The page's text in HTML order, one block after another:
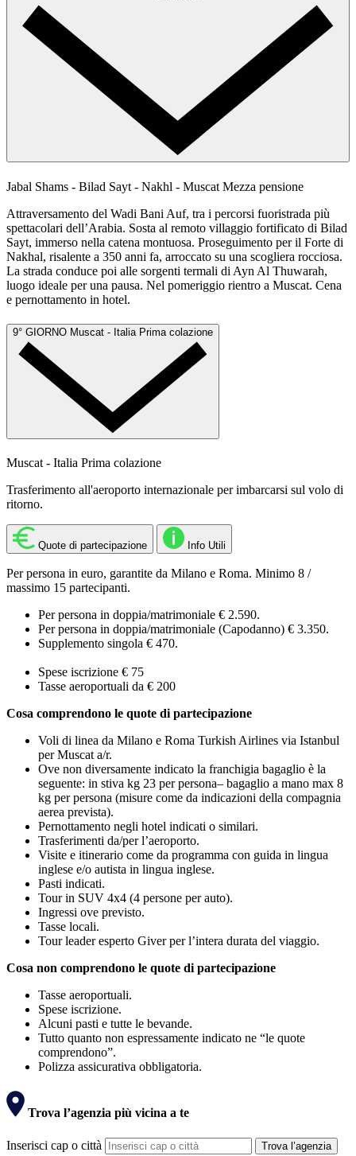
Jabal Shams - Bilad Sayt - Nakhl - Muscat Mezza pensione
Attraversamento del Wadi Bani Auf, tra i percorsi fuoristrada più
spettacolari dell’Arabia. Sosta al remoto villaggio fortificato di Bilad
Sayt, immerso nella catena montuosa. Proseguimento per il Forte di
Nakhal, risalente a 350 anni fa, arroccato su una scogliera rocciosa.
La strada conduce poi alle sorgenti termali di Ayn Al Thuwarah,
luogo ideale per una pausa. Nel pomeriggio rientro a Muscat. Cena
e pernottamento in hotel.
9° GIORNO Muscat - Italia Prima colazione
Muscat - Italia Prima colazione
Trasferimento all'aeroporto internazionale per imbarcarsi sul volo di
ritorno.
Quote di partecipazione Info Utili
Per persona in euro, garantite da Milano e Roma. Minimo 8 /
massimo 15 partecipanti.
Per persona in doppia/matrimoniale € 2.590.
Per persona in doppia/matrimoniale (Capodanno) € 3.350.
Supplemento singola € 470.
Spese iscrizione € 75
Tasse aeroportuali da € 200
Cosa comprendono le quote di partecipazione
Voli di linea da Milano e Roma Turkish Airlines via Istanbul
per Muscat a/r.
Ove non diversamente indicato la franchigia bagaglio è la
seguente: in stiva kg 23 per persona– bagaglio a mano max 8
kg per persona (misure come da indicazioni della compagnia
aerea prevista).
Pernottamento negli hotel indicati o similari.
Trasferimenti da/per l’aeroporto.
Visite e itinerario come da programma con guida in lingua
inglese e/o autista in lingua inglese.
Pasti indicati.
Tour in SUV 4x4 (4 persone per auto).
Ingressi ove previsto.
Tasse locali.
Tour leader esperto Giver per l’intera durata del viaggio.
Cosa non comprendono le quote di partecipazione
Tasse aeroportuali.
Spese iscrizione.
Alcuni pasti e tutte le bevande.
Tutto quanto non espressamente indicato ne “le quote
comprendono”.
Polizza assicurativa obbligatoria.
Trova l’agenzia più vicina a te
Inserisci cap o città Trova l’agenzia